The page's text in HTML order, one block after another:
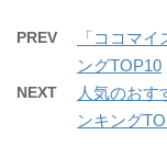
PREV
「ココマ
ングTOP10
NEXT
人気のおす
ンキング